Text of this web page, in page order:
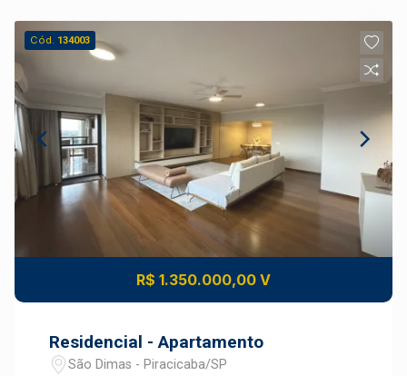
Cód. 134003
R$ 1.350.000,00 V
Residencial - Apartamento
São Dimas - Piracicaba/SP